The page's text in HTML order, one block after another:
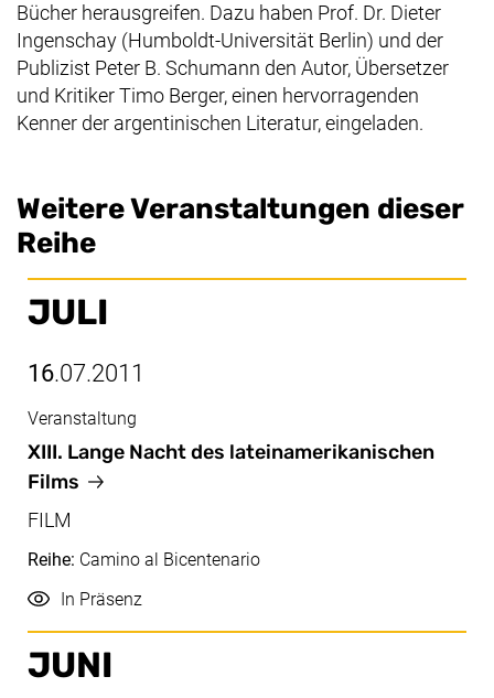
Bücher herausgreifen. Dazu haben Prof. Dr. Dieter
Ingenschay (Humboldt-Universität Berlin) und der
Publizist Peter B. Schumann den Autor, Übersetzer
und Kritiker Timo Berger, einen hervorragenden
Kenner der argentinischen Literatur, eingeladen.
Weitere Veranstaltungen dieser
Reihe
JULI
16.07.2011
Juli, 16.07.2011
XIII. Lange Nacht des lateinamerikanischen
Films
Veranstaltung
FILM
Reihe: Camino al Bicentenario
Durchführung
In Präsenz
JUNI